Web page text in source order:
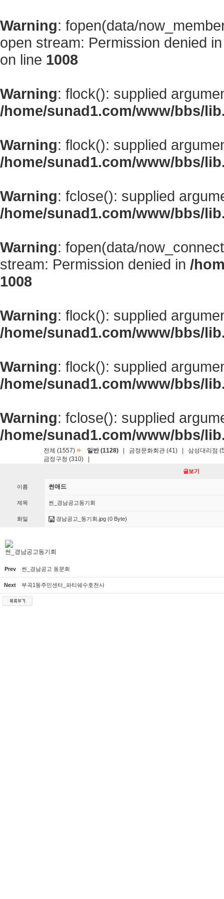
Warning: fopen(data/
open stream: Permission denied
on line 1008
Warning: flock(): supplied
/home/sunad1.com/www/bbs/
Warning: flock(): supplied
/home/sunad1.com/www/bbs/
Warning: fclose(): supplied
/home/sunad1.com/www/bbs/
Warning: fopen(data/
stream: Permission denied in /
1008
Warning: flock(): supplied
/home/sunad1.com/www/bbs/
Warning: flock(): supplied
/home/sunad1.com/www/bbs/
Warning: fclose(): supplied
/home/sunad1.com/www/bbs/
전체 (1557) » 일반 (1128) 금정문화회관 (41)
삼성대리점
금정구청 (310)
글보기
이름 썬애드
제목 썬_경남공고동기회
화일 경남공고_동기회.jpg (0 Byte)
썬_경남공고동기회
Prev 썬_경남공고 동문회
Next 부곡1동주민센터_파티쉐수호천사